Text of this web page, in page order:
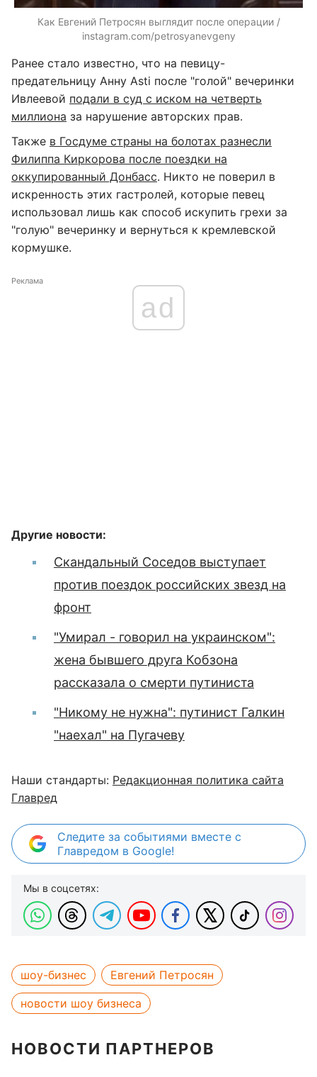
Как Евгений Петросян выглядит после операции /
instagram.com/petrosyanevgeny
Ранее стало известно, что на певицу-
предательницу Анну Asti после "голой" вечеринки
Ивлеевой подали в суд с иском на четверть
миллиона за нарушение авторских прав.
Также в Госдуме страны на болотах разнесли
Филиппа Киркорова после поездки на
оккупированный Донбасс. Никто не поверил в
искренность этих гастролей, которые певец
использовал лишь как способ искупить грехи за
"голую" вечеринку и вернуться к кремлевской
кормушке.
Реклама
ad
Другие новости:
Скандальный Соседов выступает
против поездок российских звезд на
фронт
"Умирал - говорил на украинском":
жена бывшего друга Кобзона
рассказала о смерти путиниста
"Никому не нужна": путинист Галкин
"наехал" на Пугачеву
Наши стандарты: Редакционная политика сайта
Главред
Следите за событиями вместе с
Главредом в Google!
Мы в соцсетях:
шоу-бизнес
Евгений Петросян
новости шоу бизнеса
НОВОСТИ ПАРТНЕРОВ